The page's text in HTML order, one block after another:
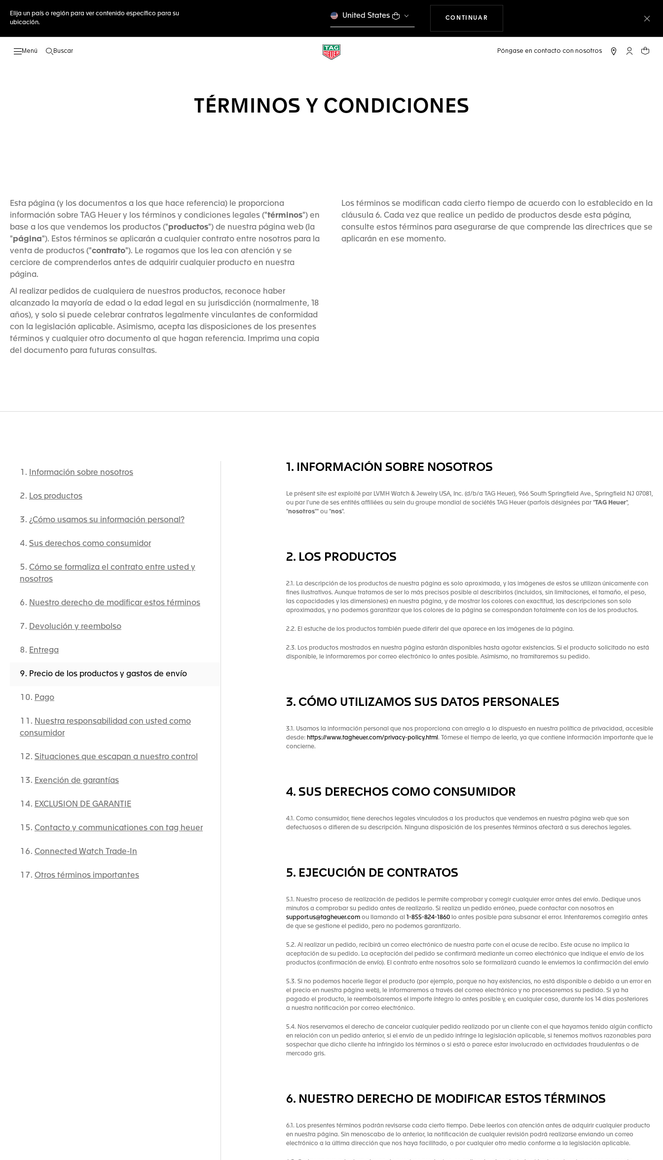
Elija un país o región para ver contenido específico para su
ubicación.
United States
CONTINUAR
Buscar
Cuenta Mi
Su
TÉRMINOS Y CONDICIONES
Esta página (y los documentos a los que hace referencia) le proporciona
información sobre TAG Heuer y los términos y condiciones legales ("términos") en
base a los que vendemos los productos ("productos") de nuestra página web (la
"página"). Estos términos se aplicarán a cualquier contrato entre nosotros para la
venta de productos ("contrato"). Le rogamos que los lea con atención y se
cerciore de comprenderlos antes de adquirir cualquier producto en nuestra
página.
Al realizar pedidos de cualquiera de nuestros productos, reconoce haber
alcanzado la mayoría de edad o la edad legal en su jurisdicción (normalmente, 18
años), y solo si puede celebrar contratos legalmente vinculantes de conformidad
con la legislación aplicable. Asimismo, acepta las disposiciones de los presentes
términos y cualquier otro documento al que hagan referencia. Imprima una copia
del documento para futuras consultas.
Los términos se modifican cada cierto tiempo de acuerdo con lo establecido en la
cláusula 6. Cada vez que realice un pedido de productos desde esta página,
consulte estos términos para asegurarse de que comprende las directrices que se
aplicarán en ese momento.
Información sobre nosotros
Los productos
¿Cómo usamos su información personal?
Sus derechos como consumidor
Cómo se formaliza el contrato entre usted y
nosotros
Nuestro derecho de modificar estos términos
Devolución y reembolso
Entrega
Precio de los productos y gastos de envío
Pago
Nuestra responsabilidad con usted como
consumidor
Situaciones que escapan a nuestro control
Exención de garantías
EXCLUSION DE GARANTIE
Contacto y communicationes con tag heuer
Connected Watch Trade-In
Otros términos importantes
1. INFORMACIÓN SOBRE NOSOTROS
Le présent site est exploité par LVMH Watch & Jewelry USA, Inc. (d/b/a TAG Heuer), 966 South Springfield Ave., Springfield NJ 07081,
ou par l'une de ses entités affiliées au sein du groupe mondial de sociétés TAG Heuer (parfois désignées par "TAG Heuer",
"nosotros"" ou "nos".
2. LOS PRODUCTOS
2.1. La descripción de los productos de nuestra página es solo aproximada, y las imágenes de estos se utilizan únicamente con
fines ilustrativos. Aunque tratamos de ser lo más precisos posible al describirlos (incluidos, sin limitaciones, el tamaño, el peso,
las capacidades y las dimensiones) en nuestra página, y de mostrar los colores con exactitud, las descripciones son solo
aproximadas, y no podemos garantizar que los colores de la página se correspondan totalmente con los de los productos.
2.2. El estuche de los productos también puede diferir del que aparece en las imágenes de la página.
2.3. Los productos mostrados en nuestra página estarán disponibles hasta agotar existencias. Si el producto solicitado no está
disponible, le informaremos por correo electrónico lo antes posible. Asimismo, no tramitaremos su pedido.
3. CÓMO UTILIZAMOS SUS DATOS PERSONALES
3.1. Usamos la información personal que nos proporciona con arreglo a lo dispuesto en nuestra política de privacidad, accesible
desde: https://www.tagheuer.com/privacy-policy.html . Tómese el tiempo de leerla, ya que contiene información importante que le
concierne.
4. SUS DERECHOS COMO CONSUMIDOR
4.1. Como consumidor, tiene derechos legales vinculados a los productos que vendemos en nuestra página web que son
defectuosos o difieren de su descripción. Ninguna disposición de los presentes términos afectará a sus derechos legales.
5. EJECUCIÓN DE CONTRATOS
5.1. Nuestro proceso de realización de pedidos le permite comprobar y corregir cualquier error antes del envío. Dedique unos
minutos a comprobar su pedido antes de realizarlo. Si realiza un pedido erróneo, puede contactar con nosotros en
support.us@tagheuer.com ou llamando al 1-855-824-1860 lo antes posible para subsanar el error. Intentaremos corregirlo antes
de que se gestione el pedido, pero no podemos garantizarlo.
5.2. Al realizar un pedido, recibirá un correo electrónico de nuestra parte con el acuse de recibo. Este acuse no implica la
aceptación de su pedido. La aceptación del pedido se confirmará mediante un correo electrónico que indique el envío de los
productos (confirmación de envío). El contrato entre nosotros solo se formalizará cuando le enviemos la confirmación del envío
5.3. Si no podemos hacerle llegar el producto (por ejemplo, porque no hay existencias, no está disponible o debido a un error en
el precio en nuestra página web), le informaremos a través del correo electrónico y no procesaremos su pedido. Si ya ha
pagado el producto, le reembolsaremos el importe íntegro lo antes posible y, en cualquier caso, durante los 14 días posteriores
a nuestra notificación por correo electrónico.
5.4. Nos reservamos el derecho de cancelar cualquier pedido realizado por un cliente con el que hayamos tenido algún conflicto
en relación con un pedido anterior, si el envío de un pedido infringe la legislación aplicable, si tenemos motivos razonables para
sospechar que dicho cliente ha infringido los términos o si está o parece estar involucrado en actividades fraudulentas o de
mercado gris.
6. NUESTRO DERECHO DE MODIFICAR ESTOS TÉRMINOS
6.1. Los presentes términos podrán revisarse cada cierto tiempo. Debe leerlos con atención antes de adquirir cualquier producto
en nuestra página. Sin menoscabo de lo anterior, la notificación de cualquier revisión podrá realizarse enviando un correo
electrónico a la última dirección que nos haya facilitado, o por cualquier otro medio conforme a la legislación aplicable.